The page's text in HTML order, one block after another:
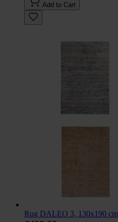
Add to Cart
Rug DALEO 3, 130x190 cm